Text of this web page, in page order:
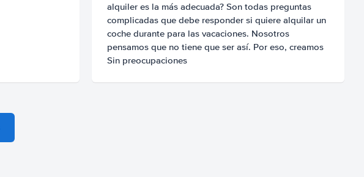
alquiler es la más adecuada? Son todas preguntas
complicadas que debe responder si quiere alquilar un
coche durante para las vacaciones. Nosotros
pensamos que no tiene que ser así. Por eso, creamos
Sin preocupaciones